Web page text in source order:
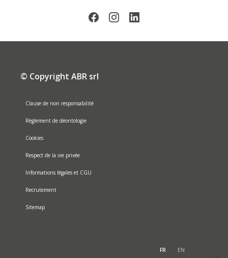
© Copyright ABR srl
Clause de non responsabilité
Règlement de déontologie
Cookies
Respect de la vie privée
Informations légales et CGU
Recrutement
Sitemap
FR EN